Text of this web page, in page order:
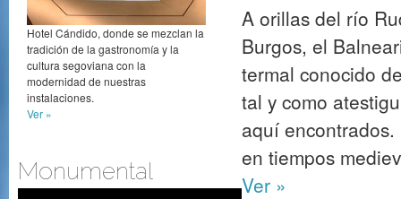
Hotel Cándido, donde se mezclan la
tradición de la gastronomía y la
cultura segoviana con la
modernidad de nuestras
instalaciones.
Ver »
Monumental
A orillas del río
Burgos, el
termal conocido
tal y como
aquí
en tiempos
Ver »